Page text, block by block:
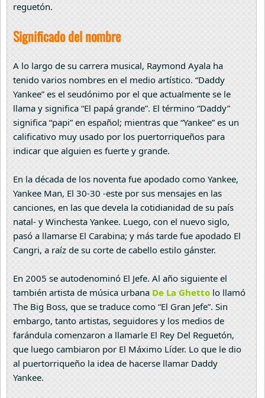
reguetón.
Significado del nombre
A lo largo de su carrera musical, Raymond Ayala ha
tenido varios nombres en el medio artístico. “Daddy
Yankee” es el seudónimo por el que actualmente se le
llama y significa “El papá grande”. El término “Daddy”
significa “papi” en español; mientras que “Yankee” es un
calificativo muy usado por los puertorriqueños para
indicar que alguien es fuerte y grande.
En la década de los noventa fue apodado como Yankee,
Yankee Man, El 30-30 -este por sus mensajes en las
canciones, en las que devela la cotidianidad de su país
natal- y Winchesta Yankee. Luego, con el nuevo siglo,
pasó a llamarse El Carabina; y más tarde fue apodado El
Cangri, a raíz de su corte de cabello estilo gánster.
En 2005 se autodenominó El Jefe. Al año siguiente el
también artista de música urbana De La Ghetto lo llamó
The Big Boss, que se traduce como “El Gran Jefe”. Sin
embargo, tanto artistas, seguidores y los medios de
farándula comenzaron a llamarle El Rey Del Reguetón,
que luego cambiaron por El Máximo Líder. Lo que le dio
al puertorriqueño la idea de hacerse llamar Daddy
Yankee.